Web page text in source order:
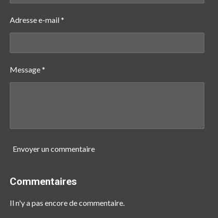
Adresse e-mail *
Message *
Envoyer un commentaire
Commentaires
Il n'y a pas encore de commentaire.